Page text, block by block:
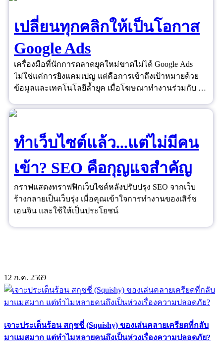
เปลี่ยนทุกคลิกให้เป็นโอกาส
Google Ads
เครื่องมือที่นักการตลาดยุคใหม่ขาดไม่ได้ Google Ads
ไม่ใช่แค่การยิงแคมเปญ แต่คือการเข้าถึงเป้าหมายด้วย
ข้อมูลและเทคโนโลยีล้ำยุค เมื่อโฆษณาทำงานร่วมกับ AI
ดวงอีกต่อไป
ทำเว็บไซต์แล้ว...แต่ไม่มีคน
เข้า? SEO คือกุญแจสำคัญ
กราฟแสดงทราฟฟิกเว็บไซต์หลังปรับปรุง SEO จากเว็บ
ร้างกลายเป็นเว็บรุ่ง เมื่อคุณเข้าใจการทำงานของเสิร์ช
เอนจิน และใช้ให้เป็นประโยชน์
12 ก.ค. 2569
เจาะประเด็นร้อน สกุชชี่ (Squishy) ของเล่นคลายเครียดที่กลับ
มาแมสมาก แต่ทำไมหลายคนถึงเป็นห่วงเรื่องความปลอดภัย?